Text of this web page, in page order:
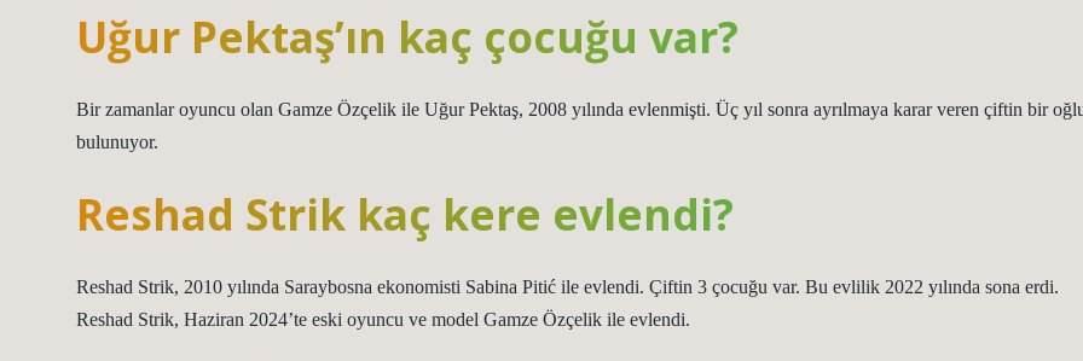
Uğur Pektaş’ın kaç çocuğu var?
Bir zamanlar oyuncu olan Gamze Özçelik ile Uğur Pektaş, 2008 yılında evlenmişti. Üç yıl sonra ayrılmaya karar veren çiftin bir
bulunuyor.
Reshad Strik kaç kere evlendi?
Reshad Strik, 2010 yılında Saraybosna ekonomisti Sabina Pitić ile evlendi. Çiftin 3 çocuğu var. Bu evlilik 2022 yılında sona erdi.
Reshad Strik, Haziran 2024’te eski oyuncu ve model Gamze Özçelik ile evlendi.